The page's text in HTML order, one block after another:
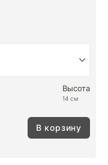
Высота
14 см
В корзину